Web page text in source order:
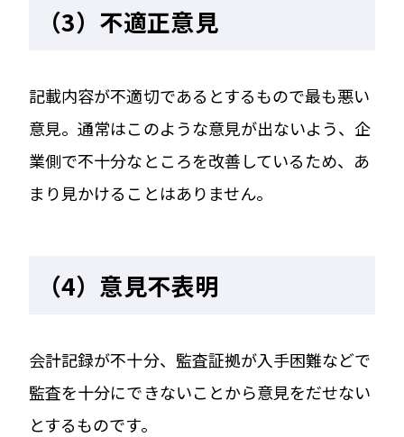
（3）不適正意見
記載内容が不適切であるとするもので最も悪い
意見。通常はこのような意見が出ないよう、企
業側で不十分なところを改善しているため、あ
まり見かけることはありません。
（4）意見不表明
会計記録が不十分、監査証拠が入手困難などで
監査を十分にできないことから意見をだせない
とするものです。